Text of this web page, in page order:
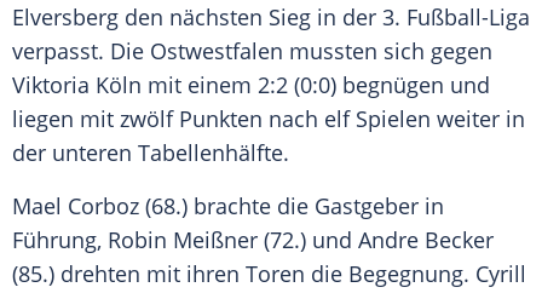
Elversberg den nächsten Sieg in der 3. Fußball-Liga
verpasst. Die Ostwestfalen mussten sich gegen
Viktoria Köln mit einem 2:2 (0:0) begnügen und
liegen mit zwölf Punkten nach elf Spielen weiter in
der unteren Tabellenhälfte.
Mael Corboz (68.) brachte die Gastgeber in
Führung, Robin Meißner (72.) und Andre Becker
(85.) drehten mit ihren Toren die Begegnung. Cyrill